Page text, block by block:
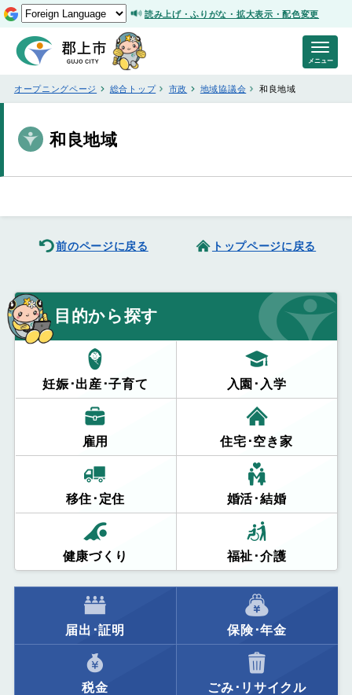
読み上げ・ふりがな・拡大表示・配色変更
オープニングページ 総合トップ 市政 地域協議会 和良地域
和良地域
前のページに戻る トップページに戻る
目的から探す
妊娠･出産･子育て 入園･入学
雇用 住宅･空き家
移住･定住 婚活･結婚
健康づくり 福祉･介護
届出･証明 保険･年金
税金 ごみ･リサイクル
メニュー